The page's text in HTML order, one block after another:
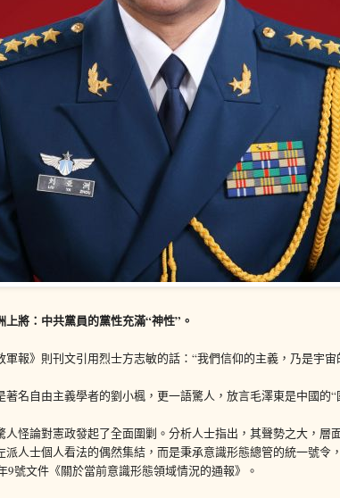
上將：中共黨員的黨性充滿“神性”。
軍報》則刊文引用烈士方志敏的話：“我們信仰的主義，乃是宇宙
著名自由主義學者的劉小楓，更一語驚人，放言毛澤東是中國
人怪論對憲政發起了全面圍剿。分析人士指出，其聲勢之大，層
派人士個人看法的偶然集結，而是秉承意識形態總管的統一號令
9號文件《關於當前意識形態領域情況的通報》。